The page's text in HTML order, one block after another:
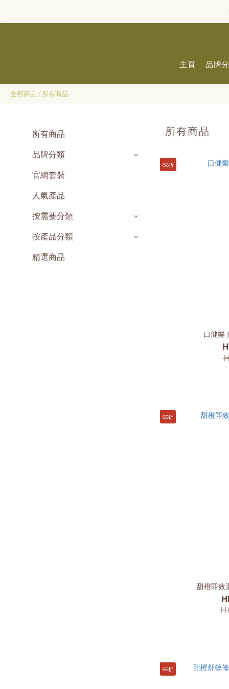
主頁 品牌
全部商品 /所有商品
所有商品
品牌分類
官網套裝
人氣產品
按需要分類
按產品分類
精選商品
所有商品
86折
口健樂
85折
甜橙即效
85折